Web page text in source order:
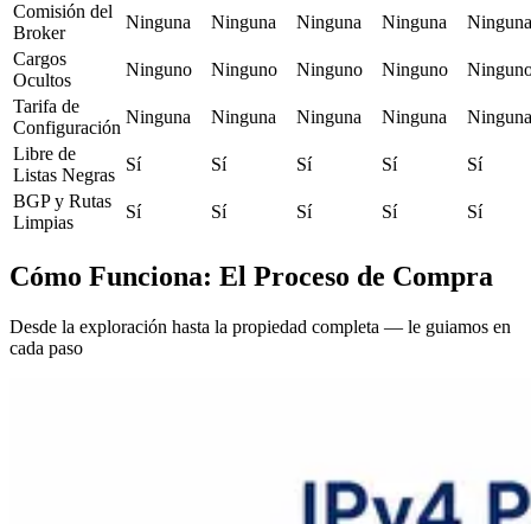
Comisión del
Broker
Ninguna Ninguna Ninguna Ninguna
Ninguna
Cargos
Ocultos
Ninguno Ninguno Ninguno Ninguno
Tarifa de
Configuración
Ninguna Ninguna Ninguna Ninguna
Ninguna
Libre de
Listas Negras
Sí Sí Sí Sí
Sí
BGP y Rutas
Limpias
Sí Sí Sí Sí Sí
Cómo Funciona: El Proceso de Compra
Desde la exploración hasta la propiedad completa — le guiamos en
cada paso